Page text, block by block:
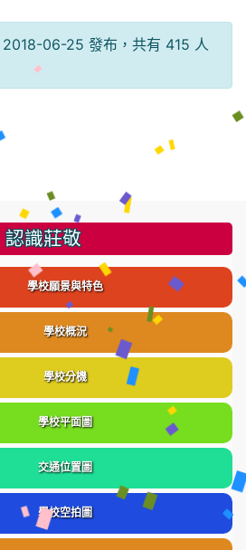
06-25 發布，共有 415 人
認識莊敬
學校願景與特色
學校概況
學校分機
學校平面圖
交通位置圖
學校空拍圖